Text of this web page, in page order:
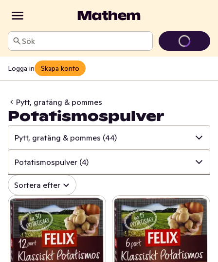
Sök
Logga in Skapa konto
Pytt, gratäng & pommes
Potatismospulver
Pytt, gratäng & pommes (44)
✓ Alla (629)
✓ Färdiglagat & förberett
✓ Pizza, paj & pirog (105)
✓ Pytt, gratäng & pommes (44)
✓ Vegetariska produkter
Potatismospulver (4)
✓ Alla (44)
✓ Klyftpotatis & pommes (21)
✓ Rotfruktsgratäng (1)
✓ Pytt (5)
Sortera efter